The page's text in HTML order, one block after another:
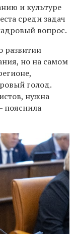
и культуре
среди задач
вопрос.
развитии
но на самом
голод.
нужна
пояснила